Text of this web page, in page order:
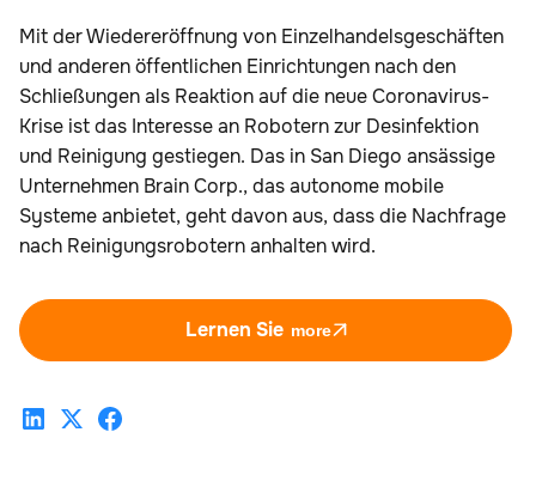
Mit der Wiedereröffnung von Einzelhandelsgeschäften
und anderen öffentlichen Einrichtungen nach den
Schließungen als Reaktion auf die neue Coronavirus-
Krise ist das Interesse an Robotern zur Desinfektion
und Reinigung gestiegen. Das in San Diego ansässige
Unternehmen Brain Corp., das autonome mobile
Systeme anbietet, geht davon aus, dass die Nachfrage
nach Reinigungsrobotern anhalten wird.
Lernen Sie more